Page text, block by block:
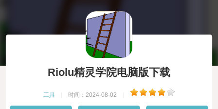
Riolu精灵学院电脑版下载
工具 时间：2024-08-02